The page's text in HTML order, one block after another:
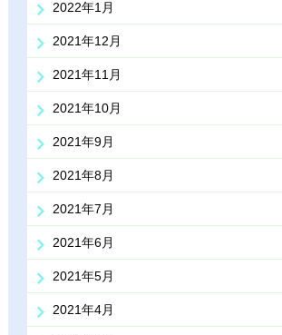
2022年1月
2021年12月
2021年11月
2021年10月
2021年9月
2021年8月
2021年7月
2021年6月
2021年5月
2021年4月